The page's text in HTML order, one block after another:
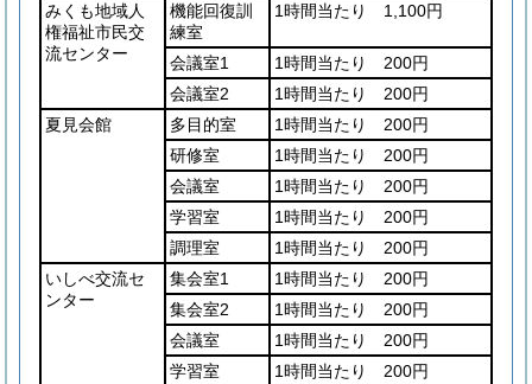
みくも地域人
権福祉市民交
流センター
機能回復訓
練室
1時間当たり 1,100円
会議室1
1時間当たり 200円
会議室2
1時間当たり 200円
夏見会館
多目的室
1時間当たり 200円
研修室
1時間当たり 200円
会議室
1時間当たり 200円
学習室
1時間当たり 200円
調理室
1時間当たり 200円
いしべ交流セ
ンター
集会室1
1時間当たり 200円
集会室2
1時間当たり 200円
会議室
1時間当たり 200円
学習室
1時間当たり 200円